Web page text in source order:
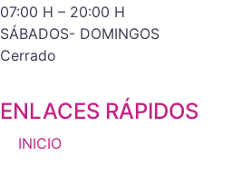
07:00 H – 20:00 H
SÁBADOS- DOMINGOS
Cerrado
ENLACES RÁPIDOS
INICIO